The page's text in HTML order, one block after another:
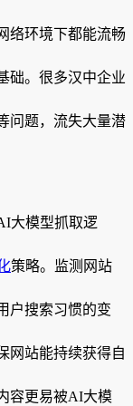
络环境下都能流畅
础。很多汉中企业
问题，流失大量潜
大模型抓取逻
策略。监测网站
户搜索习惯的变
网站能持续获得自
容更易被AI大模